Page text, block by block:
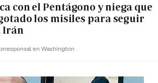
con el Pentágono y niega que
los misiles para seguir
Irán
en Washington